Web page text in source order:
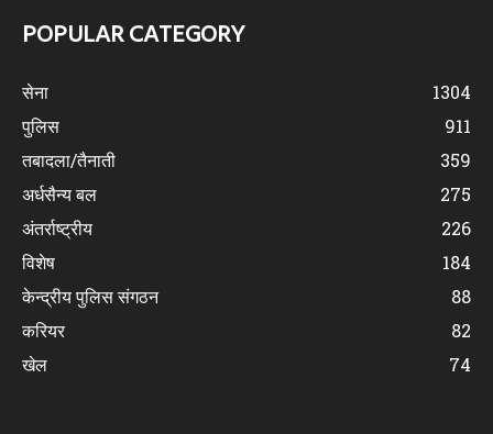
POPULAR CATEGORY
सेना
1304
पुलिस
911
तबादला/तैनाती
359
अर्धसैन्य बल
275
अंतर्राष्ट्रीय
226
विशेष
184
केन्द्रीय पुलिस संगठन
88
करियर
82
खेल
74